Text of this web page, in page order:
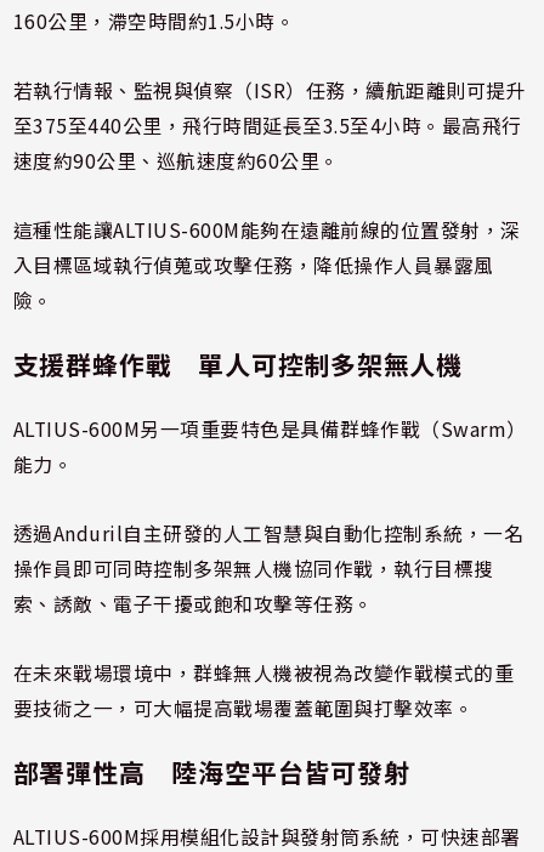
160公里，滯空時間約1.5小時。
若執行情報、監視與偵察（ISR）任務，續航距離則可提升
至375至440公里，飛行時間延長至3.5至4小時。最高飛行
速度約90公里、巡航速度約60公里。
這種性能讓ALTIUS-600M能夠在遠離前線的位置發射，深
入目標區域執行偵蒐或攻擊任務，降低操作人員暴露風
險。
支援群蜂作戰 單人可控制多架無人機
ALTIUS-600M另一項重要特色是具備群蜂作戰（Swarm）
能力。
透過Anduril自主研發的人工智慧與自動化控制系統，一名
操作員即可同時控制多架無人機協同作戰，執行目標搜
索、誘敵、電子干擾或飽和攻擊等任務。
在未來戰場環境中，群蜂無人機被視為改變作戰模式的重
要技術之一，可大幅提高戰場覆蓋範圍與打擊效率。
部署彈性高 陸海空平台皆可發射
ALTIUS-600M採用模組化設計與發射筒系統，可快速部署